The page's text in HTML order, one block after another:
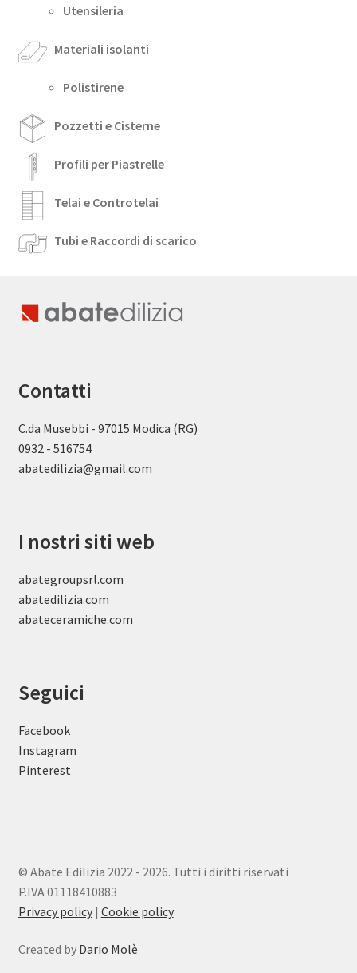
Utensileria
Materiali isolanti
Polistirene
Pozzetti e Cisterne
Profili per Piastrelle
Telai e Controtelai
Tubi e Raccordi di scarico
Contatti
C.da Musebbi - 97015 Modica (RG)
0932 - 516754
abatedilizia@gmail.com
I nostri siti web
abategroupsrl.com
abatedilizia.com
abateceramiche.com
Seguici
Facebook
Instagram
Pinterest
© Abate Edilizia 2022 - 2026. Tutti i diritti riservati
P.IVA 01118410883
Privacy policy| Cookie policy
Created by Dario Molè